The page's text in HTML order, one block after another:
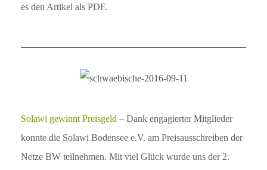
es den Artikel als PDF.
Solawi gewinnt Preisgeld – Dank engagierter Mitglieder
konnte die Solawi Bodensee e.V. am Preisausschreiben der
Netze BW teilnehmen. Mit viel Glück wurde uns der 2.